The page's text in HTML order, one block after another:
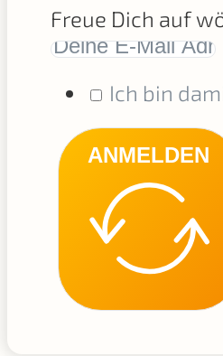
Freue Dich auf
Ich bin
ANMELDEN